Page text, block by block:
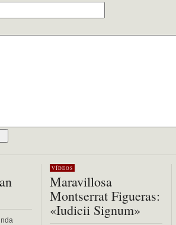
VÍDEOS
Maravillosa
Montserrat Figueras:
«Iudicii Signum»